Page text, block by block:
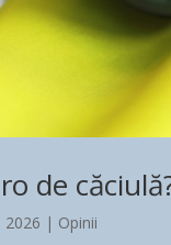
de
2026 | Opinii